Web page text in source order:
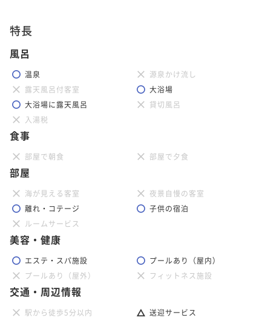
特長
風呂
温泉
源泉かけ流し
露天風呂付客室
大浴場
大浴場に露天風呂
貸切風呂
入湯税
食事
部屋で朝食 部屋で夕食
部屋
海が見える客室
夜景自慢の客室
離れ・コテージ
子供の宿泊
ルームサービス
美容・健康
エステ・スパ施設
プールあり（屋内）
プールあり（屋外）
フィットネス施設
交通・周辺情報
駅から徒歩5分以内
送迎サービス